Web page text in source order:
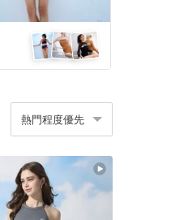
熱門程度優先